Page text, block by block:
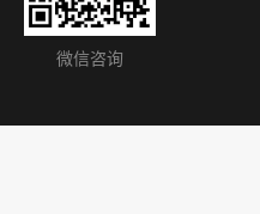
微信咨询